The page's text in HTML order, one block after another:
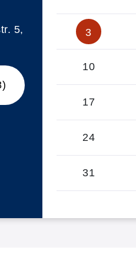
3
10
17
24
31
5,
beginnend am 06.08.2026